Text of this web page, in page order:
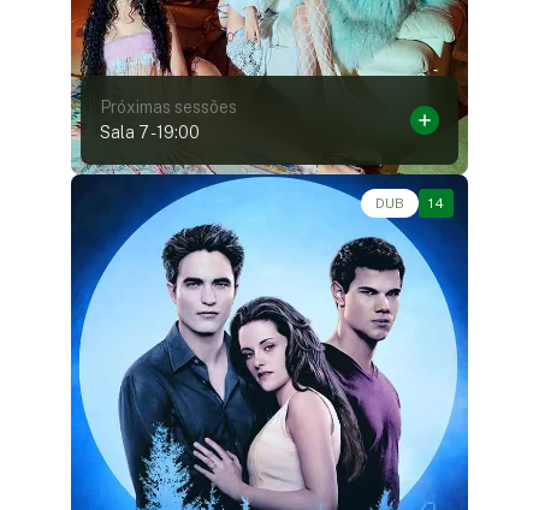
Próximas sessões
Sala 7-19:00
DUB 14
Drama, Fantasia, Romance • • 1h57